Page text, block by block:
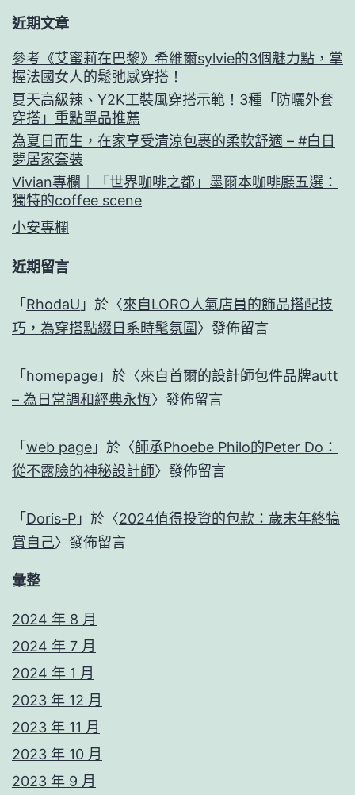
近期文章
參考《艾蜜莉在巴黎》希維爾sylvie的3個魅力點，掌
握法國女人的鬆弛感穿搭！
夏天高級辣、Y2K工裝風穿搭示範！3種「防曬外套
穿搭」重點單品推薦
為夏日而生，在家享受清涼包裹的柔軟舒適 – #白日
夢居家套裝
Vivian專欄｜「世界咖啡之都」墨爾本咖啡廳五選：
獨特的coffee scene
小安專欄
近期留言
「 RhodaU 」於〈來自LORO人氣店員的飾品搭配技
巧，為穿搭點綴日系時髦氛圍〉發佈留言
「 homepage 」於〈來自首爾的設計師包件品牌autt
– 為日常調和經典永恆〉發佈留言
「 web page 」於〈師承Phoebe Philo的Peter Do：
從不露臉的神秘設計師〉發佈留言
「 Doris-P 」於〈2024值得投資的包款：歲末年終犒
賞自己〉發佈留言
彙整
2024 年 8 月
2024 年 7 月
2024 年 1 月
2023 年 12 月
2023 年 11 月
2023 年 10 月
2023 年 9 月